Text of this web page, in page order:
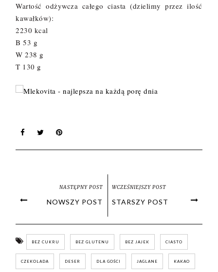
Wartość odżywcza całego ciasta (dzielimy przez ilość
kawałków):
2230 kcal
B 53 g
W 238 g
T 130 g
NASTĘPNY POST
NOWSZY POST
WCZEŚNIEJSZY POST
STARSZY POST
BEZ CUKRU BEZ GLUTENU BEZ JAJEK CIASTO
CZEKOLADA DESER DLA GOŚCI JAGLANE KAKAO